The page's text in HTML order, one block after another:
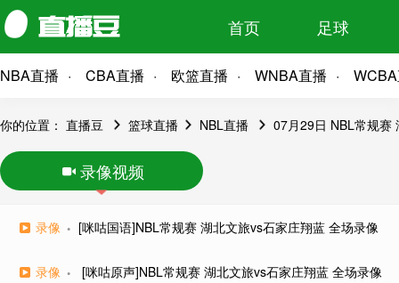
首页 足球
NBA直播 CBA直播 欧篮直播 WNBA直播
你的位置： 直播豆 篮球直播 NBL直播 07月29日 NBL常规赛
录像视频
录像 [咪咕国语]NBL常规赛 湖北文旅vs石家庄翔蓝 全场录像
录像 [咪咕原声]NBL常规赛 湖北文旅vs石家庄翔蓝 全场录像